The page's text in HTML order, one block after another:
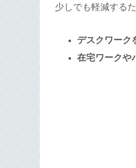
少しでも軽減する
デスクワーク
在宅ワーク